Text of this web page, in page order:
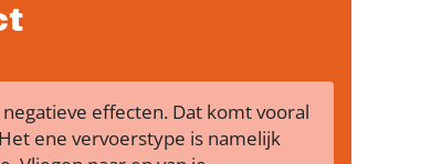
effecten. Dat komt vooral
ene vervoerstype is namelijk